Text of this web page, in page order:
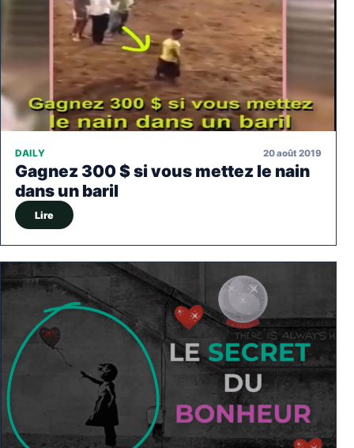
DAILY 20 août 2019
Gagnez 300 $ si vous mettez le nain
dans un baril
Lire